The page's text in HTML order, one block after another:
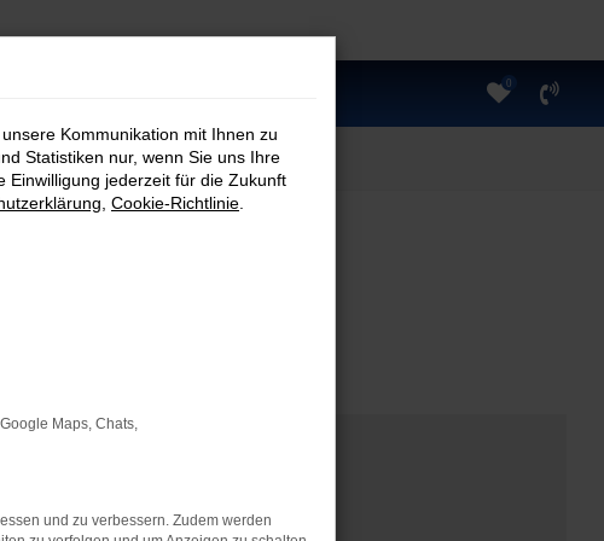
0
Kommunikation mit Ihnen zu
Statistiken nur, wenn Sie uns Ihre
Einwilligung jederzeit für die Zukunft
Cookie-Richtlinie
Maps, Chats,
und zu verbessern. Zudem werden